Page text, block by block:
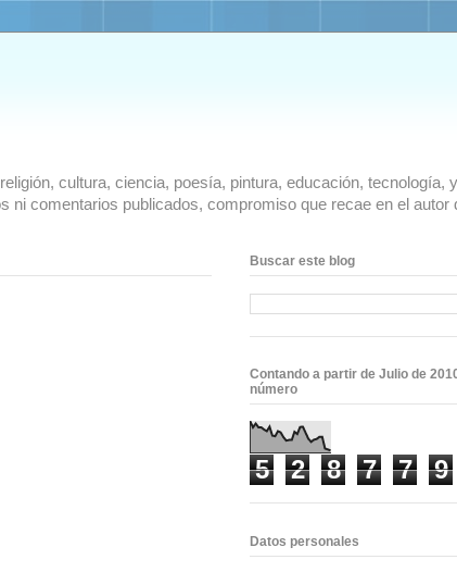
cultura, ciencia, poesía, pintura, educación, tecnología,
comentarios publicados, compromiso que recae en el autor
Buscar este blog
Contando a partir de Julio de
número
5 2 8 7 7 9
Datos personales